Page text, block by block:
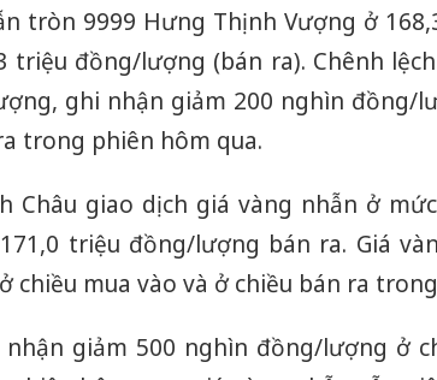
tròn 9999 Hưng Thịnh Vượng ở
triệu đồng/lượng (bán ra). Chênh
ghi nhận giảm 200 nghìn đồng/
trong phiên hôm qua.
Châu giao dịch giá vàng nhẫn ở
triệu đồng/lượng bán ra. Giá
chiều mua vào và ở chiều bán ra
nhận giảm 500 nghìn đồng/lượng ở